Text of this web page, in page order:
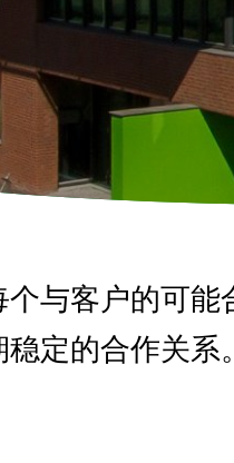
与客户的可
定的合作关系